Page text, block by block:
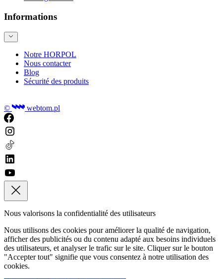
Informations
Notre HORPOL
Nous contacter
Blog
Sécurité des produits
© webtom.pl
Nous valorisons la confidentialité des utilisateurs
Nous utilisons des cookies pour améliorer la qualité de navigation,
afficher des publicités ou du contenu adapté aux besoins individuels
des utilisateurs, et analyser le trafic sur le site. Cliquer sur le bouton
"Accepter tout" signifie que vous consentez à notre utilisation des
cookies.